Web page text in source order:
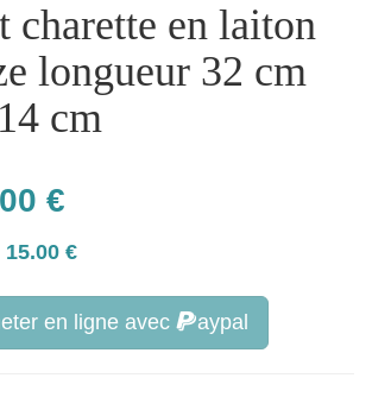
charette en laiton
longueur 32 cm
cm
€
€
en ligne avec aypal